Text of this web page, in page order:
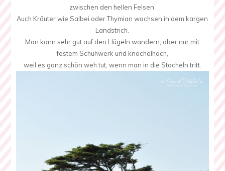
zwischen den hellen Felsen.
Auch Kräuter wie Salbei oder Thymian wachsen in dem kargen
Landstrich.
Man kann sehr gut auf den Hügeln wandern, aber nur mit
festem Schuhwerk und knöchelhoch,
weil es ganz schön weh tut, wenn man in die Stacheln tritt.